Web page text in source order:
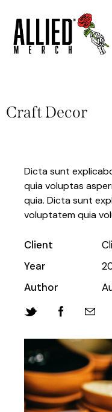
Craft Decor
Dicta sunt
quia voluptas
quia. Dicta sunt
voluptatem quia
Client
Year
Author